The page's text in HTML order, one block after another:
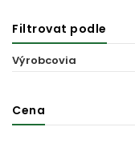
Filtrovat podle
Výrobcovia
Cena